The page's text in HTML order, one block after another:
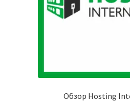
Обзор Hosting